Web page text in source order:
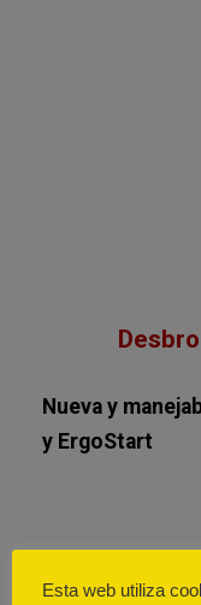
Nueva y
y ErgoStart
Esta web utiliza